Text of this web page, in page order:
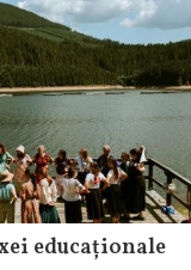
educaționale